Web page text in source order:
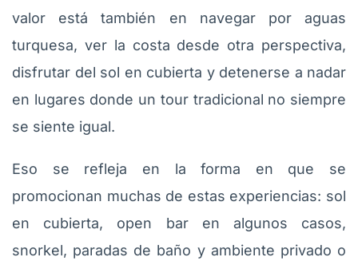
valor está también en navegar por aguas
turquesa, ver la costa desde otra perspectiva,
disfrutar del sol en cubierta y detenerse a nadar
en lugares donde un tour tradicional no siempre
se siente igual.
Eso se refleja en la forma en que se
promocionan muchas de estas experiencias: sol
en cubierta, open bar en algunos casos,
snorkel, paradas de baño y ambiente privado o